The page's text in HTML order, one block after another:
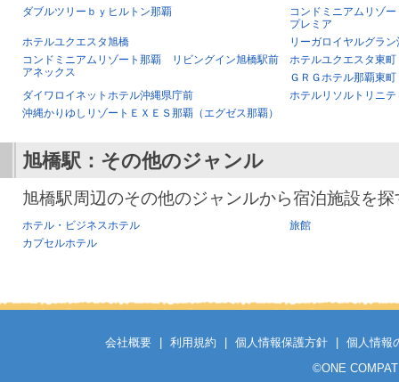
ダブルツリーｂｙヒルトン那覇
コンドミニアムリゾ
プレミア
ホテルユクエスタ旭橋
リーガロイヤルグラン
コンドミニアムリゾート那覇 リビングイン旭橋駅前
アネックス
ホテルユクエスタ東町
ＧＲＧホテル那覇東町
ダイワロイネットホテル沖縄県庁前
ホテルリソルトリニテ
沖縄かりゆしリゾートＥＸＥＳ那覇（エグゼス那覇）
旭橋駅 ：その他のジャンル
旭橋駅周辺のその他のジャンルから宿泊施設を
ホテル・ビジネスホテル
旅館
カプセルホテル
会社概要 利用規約 個人情報保護方針
個人情報
©ONE